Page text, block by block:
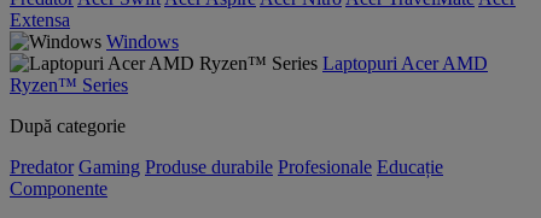
Extensa
Windows
Laptopuri Acer AMD
Ryzen™ Series
După categorie
Predator Gaming Produse durabile Profesionale Educație
Componente